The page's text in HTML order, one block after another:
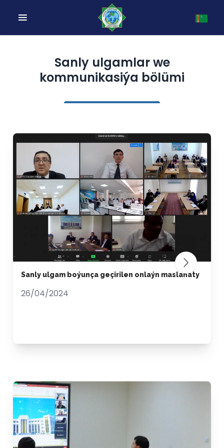
Sanly ulgamlar we
kommunikasiýa bölümi
Sanly ulgam boýunça geçirilen onlaýn maslahaty
26/04/2024